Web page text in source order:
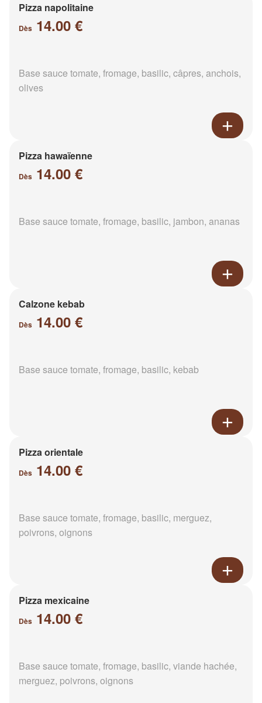
Pizza napolitaine
Dès 14.00 €
Base sauce tomate, fromage, basilic, câpres, anchois,
olives
Pizza hawaïenne
Dès 14.00 €
Base sauce tomate, fromage, basilic, jambon, ananas
Calzone kebab
Dès 14.00 €
Base sauce tomate, fromage, basilic, kebab
Pizza orientale
Dès 14.00 €
Base sauce tomate, fromage, basilic, merguez,
poivrons, oignons
Pizza mexicaine
Dès 14.00 €
Base sauce tomate, fromage, basilic, viande hachée,
merguez, poivrons, oignons